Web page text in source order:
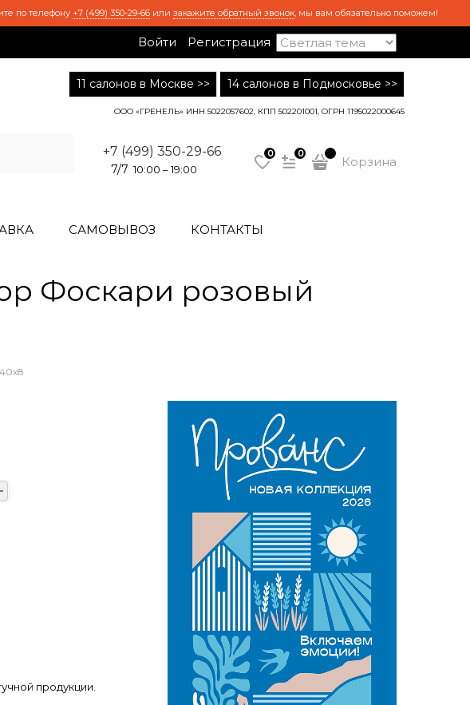
по телефону +7 (499) 350-29-66 или закажите обратный звонок, мы вам обязательно поможем!
Войти Регистрация
11 салонов в Москве >> 14 салонов в Подмосковье >>
ООО «ГРЕНЕЛЬ» ИНН 5022057602, КПП 502201001, ОГРН 1195022000645
+7 (499) 350-29-66
7/7 10:00 – 19:00
0 0
Корзина
САМОВЫВОЗ КОНТАКТЫ
Фоскари розовый
продукции.